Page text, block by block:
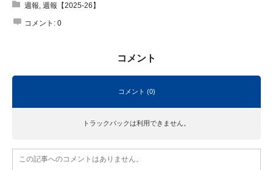
週報, 週報【2025-26】
コメント: 0
コメント
コメント (0)
トラックバックは利用できません。
この記事へのコメントはありません。